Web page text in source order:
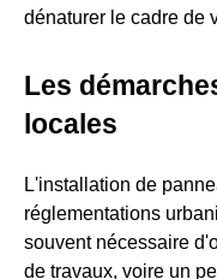
dénaturer le cadre de
Les
locales
L'installation de
réglementations
souvent nécessaire
de travaux, voire un